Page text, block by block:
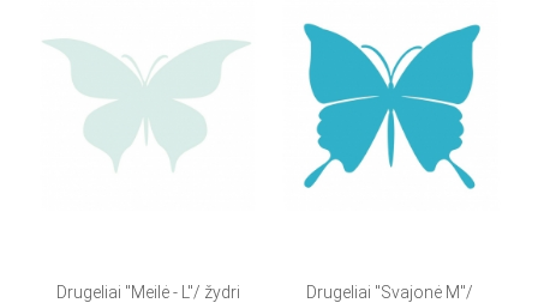
Drugeliai "Meilė - L"/ žydri
Drugeliai "Svajonė M"/